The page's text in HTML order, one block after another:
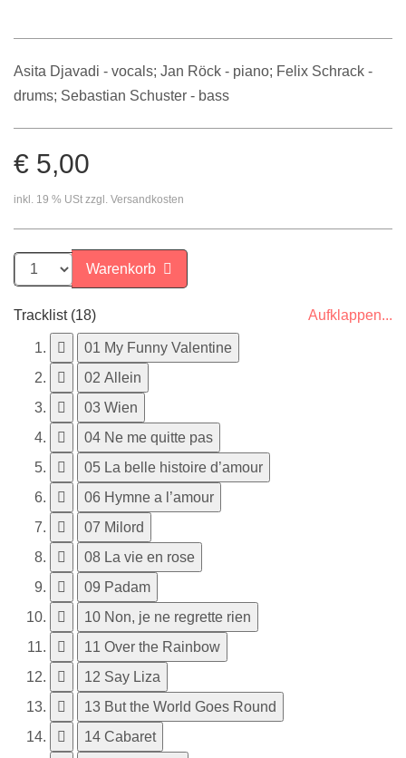
Asita Djavadi - vocals; Jan Röck - piano; Felix Schrack -
drums; Sebastian Schuster - bass
€ 5,00
inkl. 19 % USt zzgl. Versandkosten
Warenkorb
Tracklist (18) Aufklappen...
01 My Funny Valentine
02 Allein
03 Wien
04 Ne me quitte pas
05 La belle histoire d’amour
06 Hymne a l’amour
07 Milord
08 La vie en rose
09 Padam
10 Non, je ne regrette rien
11 Over the Rainbow
12 Say Liza
13 But the World Goes Round
14 Cabaret